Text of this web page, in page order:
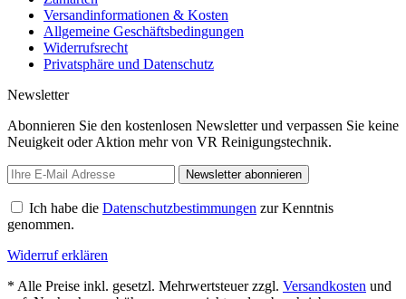
Versandinformationen & Kosten
Allgemeine Geschäftsbedingungen
Widerrufsrecht
Privatsphäre und Datenschutz
Newsletter
Abonnieren Sie den kostenlosen Newsletter und verpassen Sie keine
Neuigkeit oder Aktion mehr von VR Reinigungstechnik.
Newsletter abonnieren
Ich habe die Datenschutzbestimmungen zur Kenntnis
genommen.
Widerruf erklären
* Alle Preise inkl. gesetzl. Mehrwertsteuer zzgl. Versandkosten und